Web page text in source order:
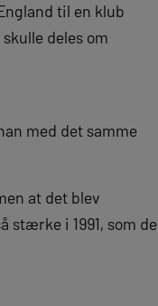
til en klub
deles om
med det samme
at det blev
stærke i 1991, som de